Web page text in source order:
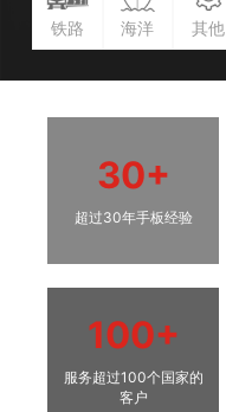
铁路 海洋 其他
30+
超过30年手板经验
100+
服务超过100个国家的
客户